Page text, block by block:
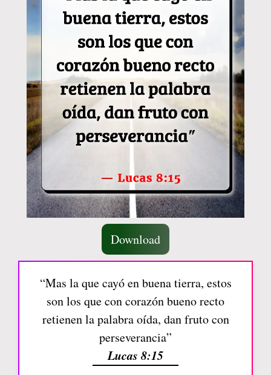
Download
“Mas la que cayó en buena tierra, estos
son los que con corazón bueno recto
retienen la palabra oída, dan fruto con
perseverancia”
Lucas 8:15